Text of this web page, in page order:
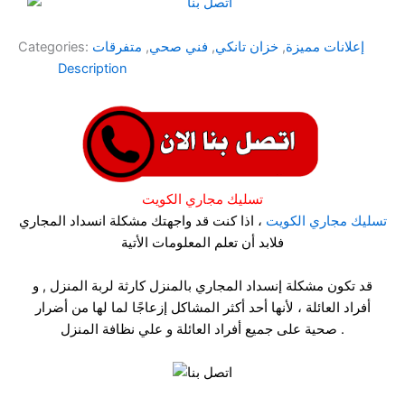
Categories: إعلانات مميزة, خزان تانكي, فني صحي, متفرقات
Description
تسليك مجاري الكويت
تسليك مجاري الكويت ، اذا كنت قد واجهتك مشكلة انسداد المجاري
فلابد أن تعلم المعلومات الأتية
قد تكون مشكلة إنسداد المجاري بالمنزل كارثة لربة المنزل , و
أفراد العائلة ، لأنها أحد أكثر المشاكل إزعاجًا لما لها من أضرار
صحية على جميع أفراد العائلة و علي نظافة المنزل .